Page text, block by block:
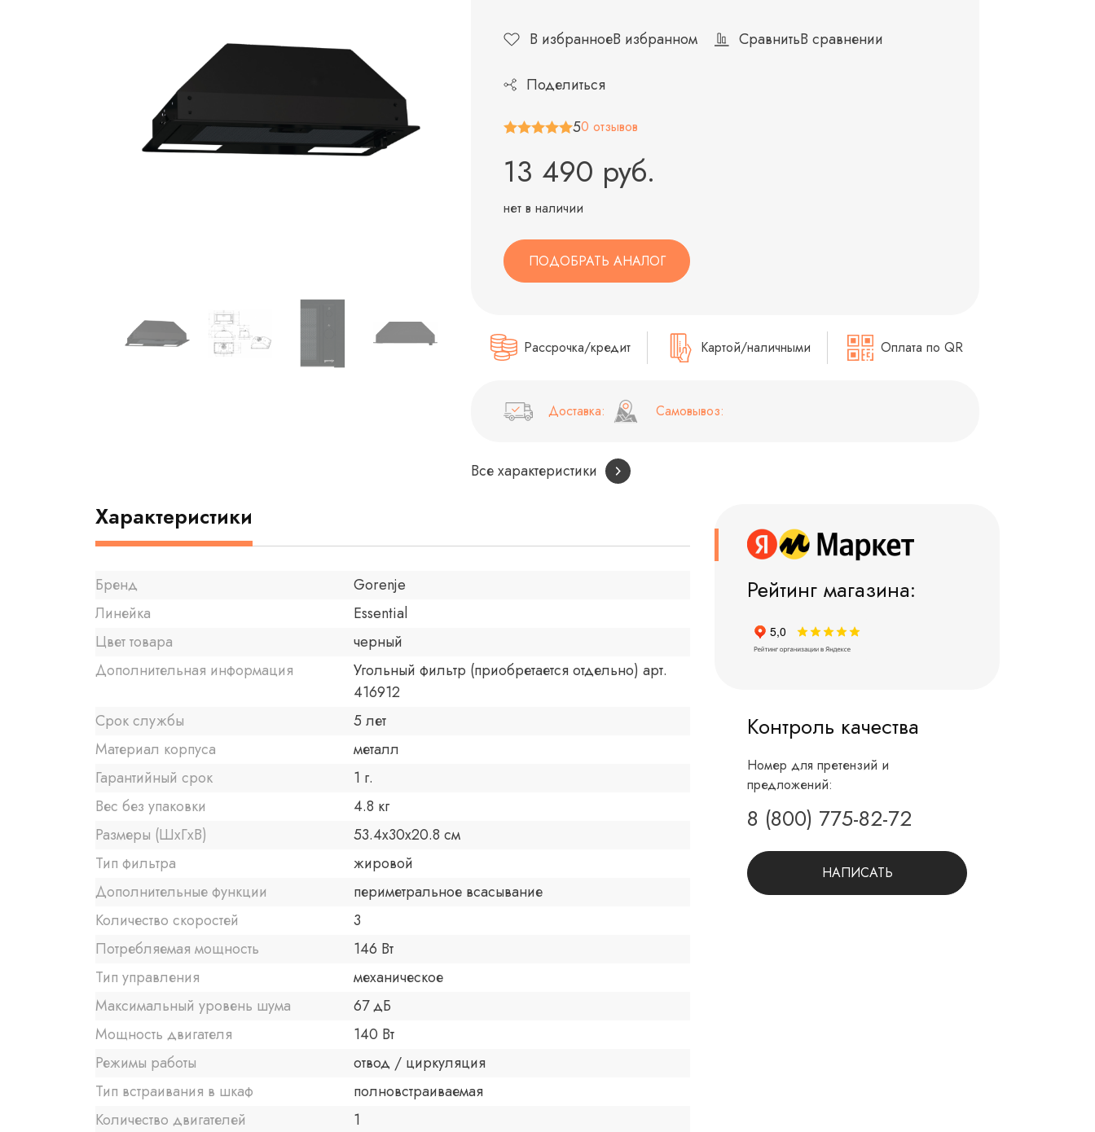
В избранноеВ избранном СравнитьВ сравнении
Поделиться
50 отзывов
13 490 руб.
нет в наличии
ПОДОБРАТЬ АНАЛОГ
Рассрочка/кредит Картой/наличными Оплата по QR
Доставка: Самовывоз:
Все характеристики
Рейтинг магазина:
Контроль качества
Номер для претензий и
предложений:
8 (800) 775-82-72
НАПИСАТЬ
Характеристики
Бренд
Gorenje
Линейка
Essential
Цвет товара
чeрный
Дополнительная информация
Угольный фильтр (приобретается отдельно) арт.
416912
Срок службы
5 лет
Материал корпуса
металл
Гарантийный срок
1 г.
Вес без упаковки
4.8 кг
Размеры (ШxГxВ)
53.4x30x20.8 см
Тип фильтра
жировой
Дополнительные функции
периметральное всасывание
Количество скоростей
3
Потребляемая мощность
146 Вт
Тип управления
механическое
Максимальный уровень шума
67 дБ
Мощность двигателя
140 Вт
Режимы работы
отвод / циркуляция
Тип встраивания в шкаф
полновстраиваемая
Количество двигателей
1